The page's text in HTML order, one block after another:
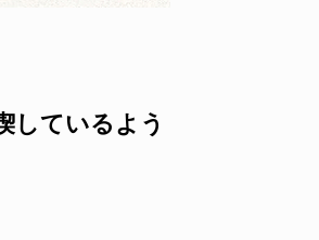
しているよう